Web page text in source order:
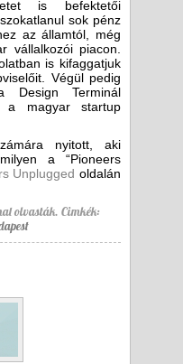
is befektetői
sok pénz
az államtól, még
vállalkozói piacon.
is kifaggatjuk
Végül pedig
Design Terminál
a magyar startup
nyitott, aki
a “Pioneers
Unplugged oldalán
olvasták. Cimkék: